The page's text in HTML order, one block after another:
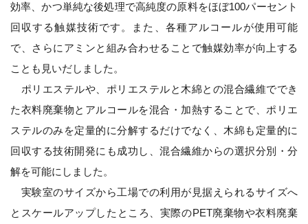
効率、かつ単純な後処理で高純度の原料をほぼ100パーセント
回収する触媒技術です。また、各種アルコールが使用可能
で、さらにアミンと組み合わせることで触媒効率が向上する
ことも見いだしました。
ポリエステルや、ポリエステルと木綿との混合繊維ででき
た衣料廃棄物とアルコールを混合・加熱することで、ポリエ
ステルのみを定量的に分解するだけでなく、木綿も定量的に
回収する技術開発にも成功し、混合繊維からの選択分別・分
解を可能にしました。
実験室のサイズから工場での利用が見据えられるサイズへ
とスケールアップしたところ、実際のPET廃棄物や衣料廃棄